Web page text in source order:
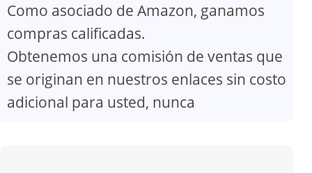
e
o
Como asociado de Amazon, ganamos
compras calificadas.
Obtenemos una comisión de ventas que
se originan en nuestros enlaces sin costo
adicional para usted, nunca